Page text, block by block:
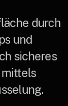
durch
und
sicheres